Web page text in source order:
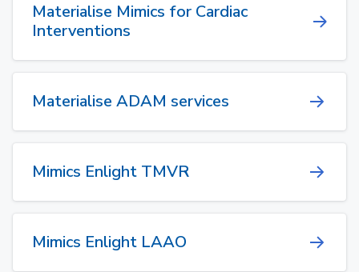
Materialise Mimics for Cardiac
Interventions
Materialise ADAM services
Mimics Enlight TMVR
Mimics Enlight LAAO